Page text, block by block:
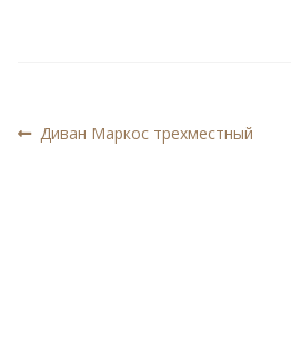
Навигация
Предыдущая
Диван Маркос трехместный